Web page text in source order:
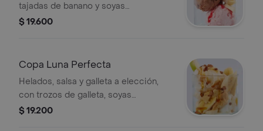
tajadas de banano y soyas
caramelizadas.
$ 19.600
Copa Luna Perfecta
Helados, salsa y galleta a elección,
con trozos de galleta, soyas
caramelizadas y cereza.
$ 19.200